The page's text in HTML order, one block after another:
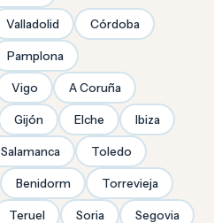
Valladolid Córdoba
Pamplona
Vigo A Coruña
Gijón Elche Ibiza
Salamanca Toledo
Benidorm Torrevieja
Teruel Soria Segovia